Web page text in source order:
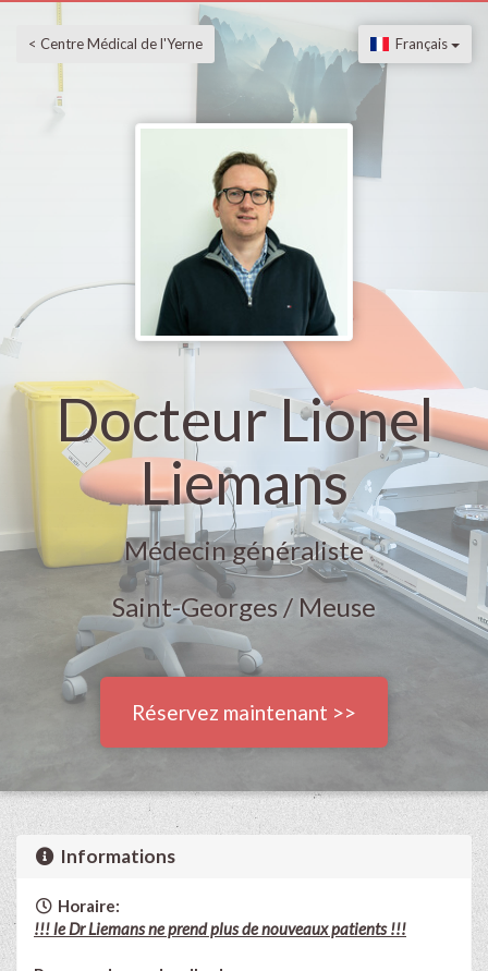
< Centre Médical de l'Yerne Français
Docteur Lionel
Liemans
Médecin généraliste
Saint-Georges / Meuse
Réservez maintenant >>
Informations
Horaire:
!!! le Dr Liemans ne prend plus de nouveaux patients !!!